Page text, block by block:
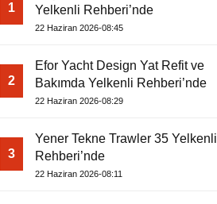
1
Yelkenli Rehberi’nde
22 Haziran 2026-08:45
2
Efor Yacht Design Yat Refit ve
Bakımda Yelkenli Rehberi’nde
22 Haziran 2026-08:29
3
Yener Tekne Trawler 35 Yelkenli
Rehberi’nde
22 Haziran 2026-08:11